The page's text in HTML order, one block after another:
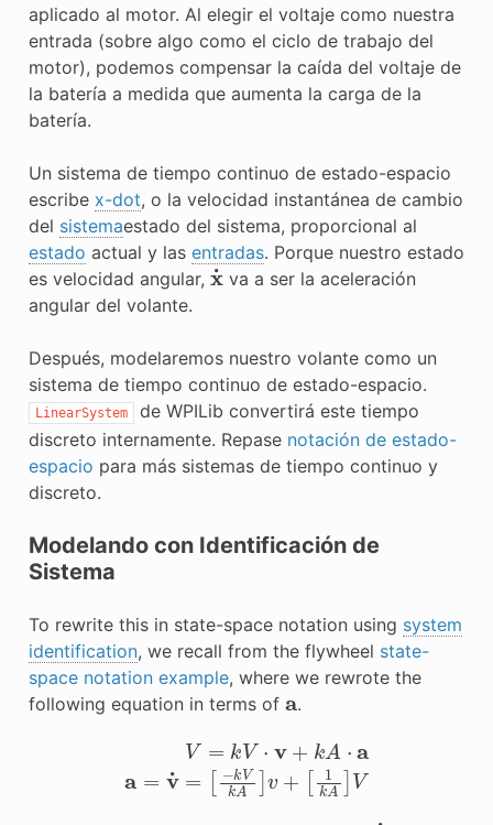
aplicado al motor. Al elegir el voltaje como nuestra
entrada (sobre algo como el ciclo de trabajo del
motor), podemos compensar la caída del voltaje de
la batería a medida que aumenta la carga de la
batería.
Un sistema de tiempo continuo de estado-espacio
escribe x-dot, o la velocidad instantánea de cambio
del sistemaestado del sistema, proporcional al
estado actual y las entradas. Porque nuestro estado
es velocidad angular, x˙va a ser la aceleración
angular del volante.
Después, modelaremos nuestro volante como un
sistema de tiempo continuo de estado-espacio.
LinearSystem
de WPILib convertirá este tiempo
discreto internamente. Repase notación de estado-
espacio para más sistemas de tiempo continuo y
discreto.
Modelando con Identificación de
Sistema
To rewrite this in state-space notation using system
identification, we recall from the flywheel state-
space notation example, where we rewrote the
following equation in terms of a .
aa v˙=[ −k V A ]v +[
v